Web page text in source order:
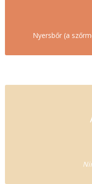
Nyersbőr (a